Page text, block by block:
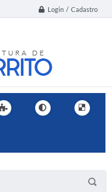
Login / Cadastro